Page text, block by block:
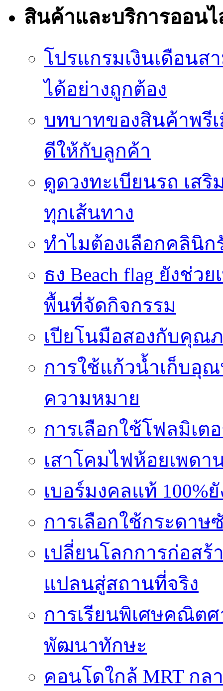
สินค้าและบริการออน
โปรแกรมเงินเดือนส
ได้อย่างถูกต้อง
บทบาทของสินค้าพรี
ดีให้กับลูกค้า
ดูดวงทะเบียนรถ เส
ทุกเส้นทาง
ทำไมต้องเลือกคลินิ
ธง Beach flag ยังช่
พื้นที่จัดกิจกรรม
เปียโนมือสองกับคุณ
การใช้แก้วน้ำเก็บอุ
ความหมาย
การเลือกใช้โฟลมิเต
เสาโคมไฟห้อยเพด
เบอร์มงคลแท้
การเลือกใช้กระดา
เปลี่ยนโลกการก่อสร้
แปลนสู่สถานที่จริง
การเรียนพิเศษคณิต
พัฒนาทักษะ
คอนโดใกล้ MRT กล